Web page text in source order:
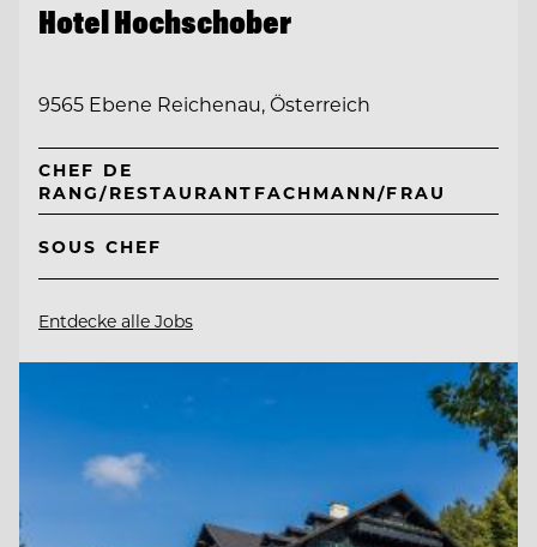
Hotel Hochschober
9565 Ebene Reichenau, Österreich
CHEF DE
RANG/RESTAURANTFACHMANN/FRAU
SOUS CHEF
Entdecke alle Jobs